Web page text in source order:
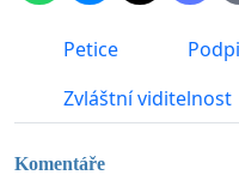
Petice
Zvláštní viditelnost
Komentáře